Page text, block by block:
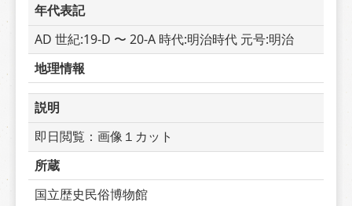
年代表記
AD 世紀:19-D 〜 20-A 時代:明治時代 元号:明治
地理情報
説明
即日閲覧：画像１カット
所蔵
国立歴史民俗博物館